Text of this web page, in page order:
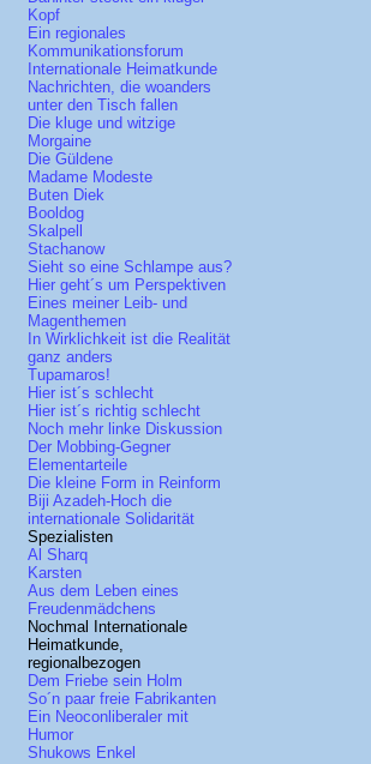
Kopf
Ein regionales
Kommunikationsforum
Internationale Heimatkunde
Nachrichten, die woanders
unter den Tisch fallen
Die kluge und witzige
Morgaine
Die Güldene
Madame Modeste
Buten Diek
Booldog
Skalpell
Stachanow
Sieht so eine Schlampe aus?
Hier geht´s um Perspektiven
Eines meiner Leib- und
Magenthemen
In Wirklichkeit ist die Realität
ganz anders
Tupamaros!
Hier ist´s schlecht
Hier ist´s richtig schlecht
Noch mehr linke Diskussion
Der Mobbing-Gegner
Elementarteile
Die kleine Form in Reinform
Biji Azadeh-Hoch die
internationale Solidarität
Spezialisten
Al Sharq
Karsten
Aus dem Leben eines
Freudenmädchens
Nochmal Internationale
Heimatkunde,
regionalbezogen
Dem Friebe sein Holm
So´n paar freie Fabrikanten
Ein Neoconliberaler mit
Humor
Shukows Enkel